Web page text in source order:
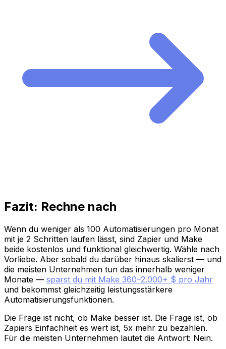
Fazit: Rechne nach
Wenn du weniger als 100 Automatisierungen pro Monat
mit je 2 Schritten laufen lässt, sind Zapier und Make
beide kostenlos und funktional gleichwertig. Wähle nach
Vorliebe. Aber sobald du darüber hinaus skalierst — und
die meisten Unternehmen tun das innerhalb weniger
Monate — sparst du mit Make 360–2.000+ $ pro Jahr
und bekommst gleichzeitig leistungsstärkere
Automatisierungsfunktionen.
Die Frage ist nicht, ob Make besser ist. Die Frage ist, ob
Zapiers Einfachheit es wert ist, 5x mehr zu bezahlen.
Für die meisten Unternehmen lautet die Antwort: Nein.